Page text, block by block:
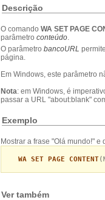
Descrição
O comando WA SET PAGE
parâmetro conteúdo
O parâmetro bancoURL
página.
Em Windows, este parâmetro
Nota: em Windows, é
passar a URL "about:blank"
Exemplo
Mostrar a frase "Olá mundo!"
WA SET PAGE CONTENT
Ver também